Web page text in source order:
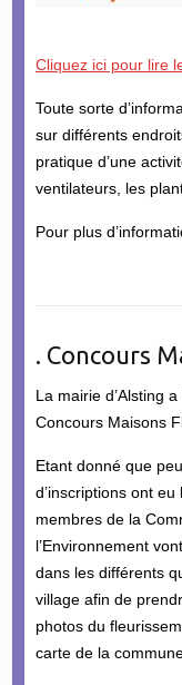
Cliquez ici pour lire
Toute sorte
sur différents
pratique d’une
ventilateurs, les
Pour plus
. Concours
La mairie d’Alsting
Concours Maisons
Etant donné que peu
d’inscriptions ont eu
membres de la
l’Environnement
dans les différents
village afin de
photos du
carte de la commune